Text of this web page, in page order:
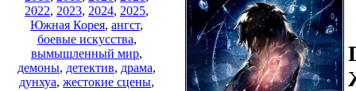
2022, 2023, 2024, 2025,
Южная Корея, ангст,
боевые искусства,
вымышленный мир,
демоны, детектив, драма,
дунхуа, жестокие сцены,